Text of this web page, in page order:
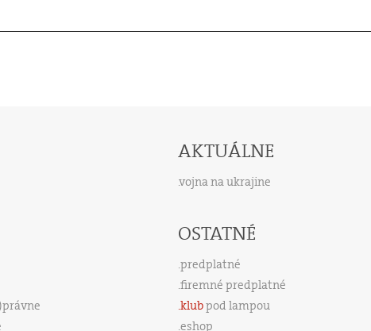
AKTUÁLNE
vojna na ukrajine
OSTATNÉ
predplatné
firemné predplatné
klubpod lampou
eshop